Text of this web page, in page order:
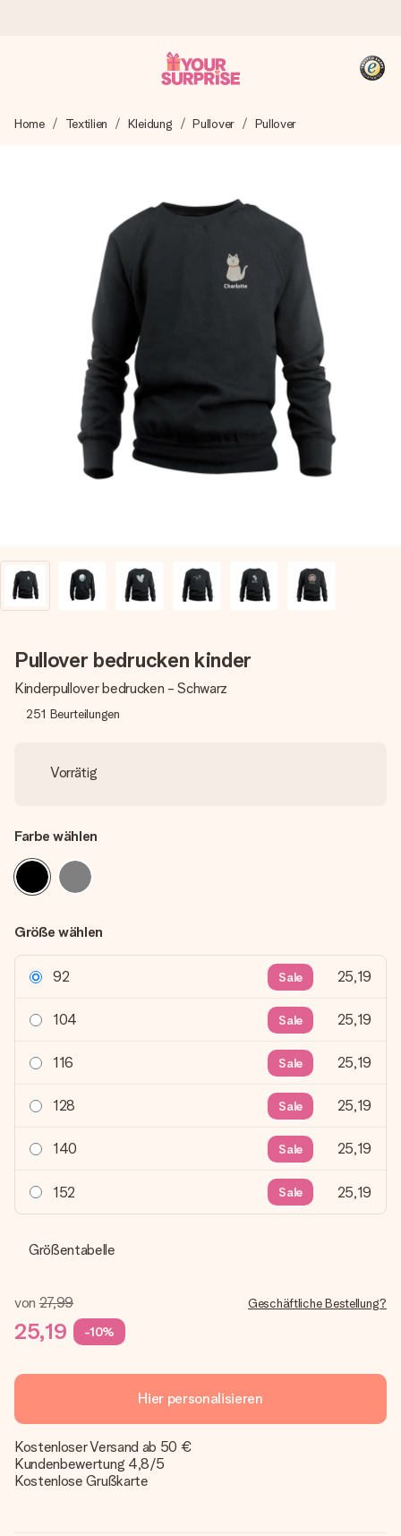
Wir bereiten dein Geschenk sorgfältig vor und schicken es
4,8 (basierend auf +15.000 Bewertungen)
Unsere Geschenke begeistern. Kunden bewerten uns mit
4,8 bei Google Reviews (Gesamtergebnis aller Länder, in
die wir versenden).
+49 39292 929695
Montag - Freitag : 8:30 - 17:00 Uhr
Samstag - Sonntag : 8:30 - 13:00 Uhr
Home Textilien Kleidung Pullover Pullover
Pullover bedrucken kinder
Kinderpullover bedrucken - Schwarz
251 Beurteilungen
Vorrätig
Farbe wählen
Größe wählen
92 Sale 25,19
104 Sale 25,19
116 Sale 25,19
128 Sale 25,19
140 Sale 25,19
152 Sale 25,19
Größentabelle
von 27,99
25,19 -10%
Geschäftliche Bestellung?
Hier personalisieren
Kostenloser Versand ab 50 €
Kundenbewertung 4,8/5
Kostenlose Grußkarte